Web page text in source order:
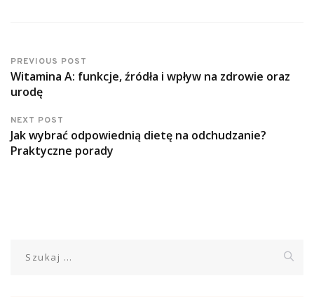
PREVIOUS POST
Witamina A: funkcje, źródła i wpływ na zdrowie oraz
urodę
NEXT POST
Jak wybrać odpowiednią dietę na odchudzanie?
Praktyczne porady